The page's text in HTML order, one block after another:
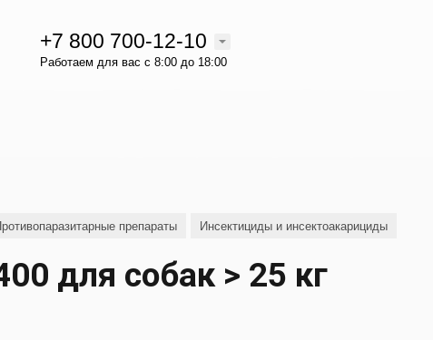
+7 800 700-12-10
Работаем для вас с 8:00 до 18:00
препараты Инсектициды и инсектоакарициды
для собак > 25 кг